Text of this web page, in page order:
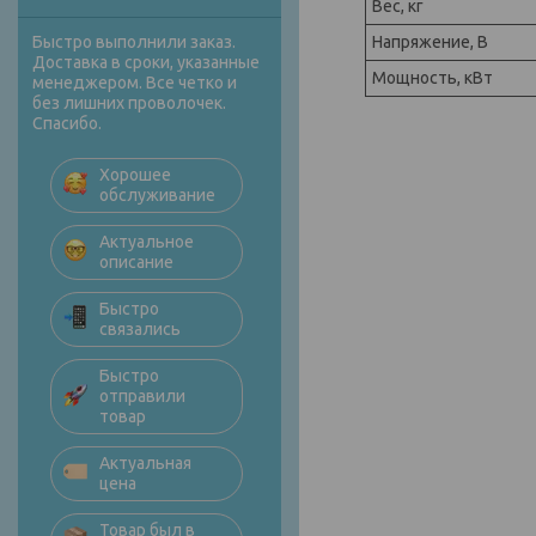
Вес, кг
Напряжение, В
Мощность, кВт
Быстро выполнили заказ.
Доставка в сроки, указанные
менеджером. Все четко и
без лишних проволочек.
Спасибо.
Хорошее
обслуживание
Актуальное
описание
Быстро
связались
Быстро
отправили
товар
Актуальная
цена
Товар был в